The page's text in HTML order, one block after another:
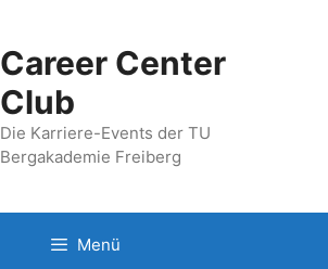
Career Center
Club
Die Karriere-Events der TU
Bergakademie Freiberg
Menü